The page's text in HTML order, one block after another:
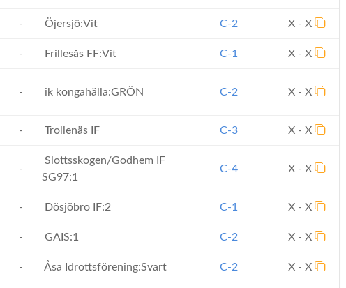
- Öjersjö:Vit C-2 X - X
- Frillesås FF:Vit C-1 X - X
- ik kongahälla:GRÖN C-2 X - X
- Trollenäs IF C-3 X - X
-
Slottsskogen/Godhem IF
SG97:1
C-4 X - X
- Dösjöbro IF:2 C-1 X - X
- GAIS:1 C-2 X - X
- Åsa Idrottsförening:Svart C-2 X - X